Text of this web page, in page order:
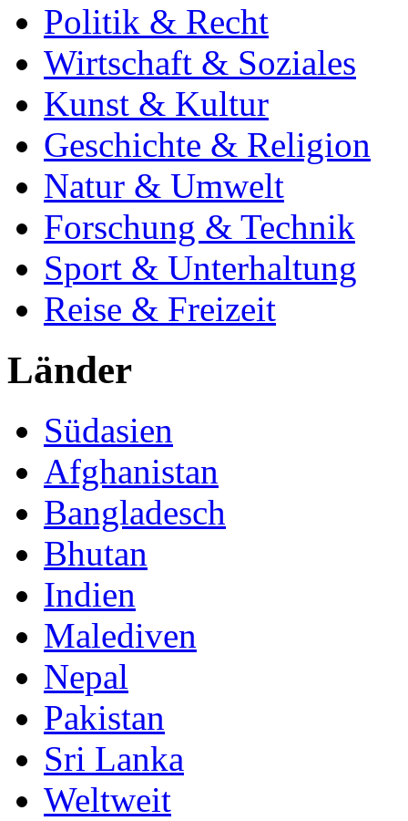
Politik & Recht
Wirtschaft & Soziales
Kunst & Kultur
Geschichte & Religion
Natur & Umwelt
Forschung & Technik
Sport & Unterhaltung
Reise & Freizeit
Länder
Südasien
Afghanistan
Bangladesch
Bhutan
Indien
Malediven
Nepal
Pakistan
Sri Lanka
Weltweit